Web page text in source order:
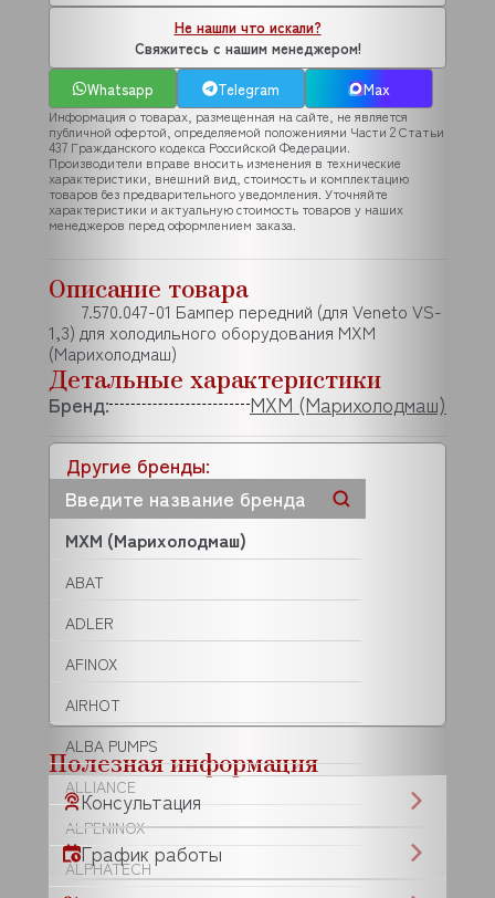
Другие бренды:
МХМ (Марихолодмаш)
ABAT
ADLER
AFINOX
AIRHOT
ALBA PUMPS
ALLIANCE
ALPENINOX
ALPHATECH
Не нашли что искали?
Свяжитесь с нашим менеджером!
Whatsapp
Telegram Max
Информация о товарах, размещенная на сайте, не является
публичной офертой, определяемой положениями Части 2 Статьи
437 Гражданского кодекса Российской Федерации.
Производители вправе вносить изменения в технические
характеристики, внешний вид, стоимость и комплектацию
товаров без предварительного уведомления. Уточняйте
характеристики и актуальную стоимость товаров у наших
менеджеров перед оформлением заказа.
Описание товара
7.570.047-01 Бампер передний (для Veneto VS-
1,3) для холодильного оборудования МХМ
(Марихолодмаш)
Детальные характеристики
Бренд: МХМ (Марихолодмаш)
Полезная информация
Консультация
График работы